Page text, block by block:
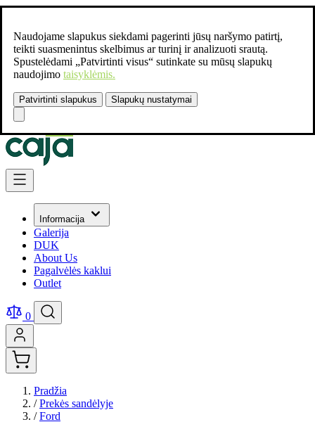
Naudojame slapukus siekdami pagerinti jūsų naršymo patirtį,
teikti suasmenintus skelbimus ar turinį ir analizuoti srautą.
Spustelėdami „Patvirtinti visus“ sutinkate su mūsų slapukų
naudojimo taisyklėmis.
Patvirtinti slapukus Slapukų nustatymai
Susisiekite:
Skip to Content
Informacija
Galerija
DUK
About Us
Pagalvėlės kaklui
Outlet
0
Pradžia
/ Prekės sandėlyje
/ Ford